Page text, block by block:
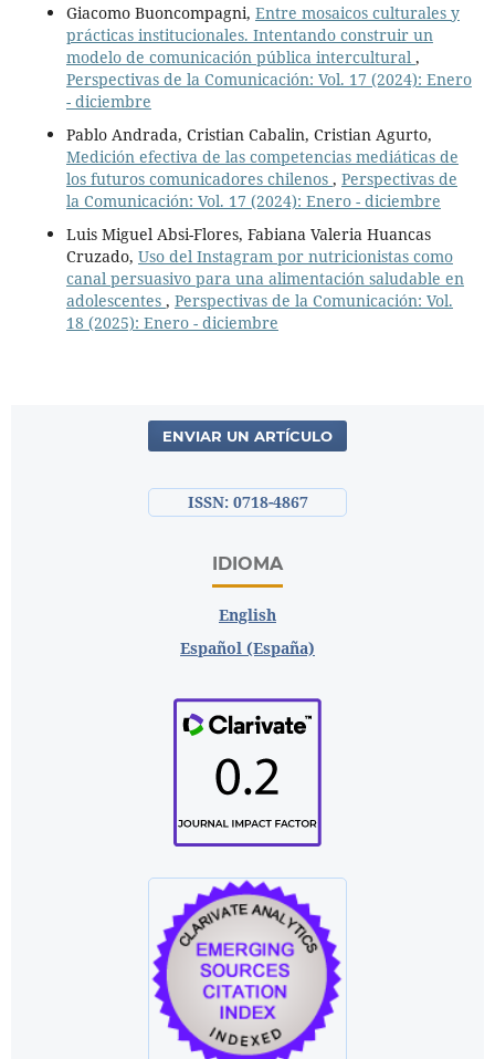
Giacomo Buoncompagni, Entre mosaicos culturales y
prácticas institucionales. Intentando construir un
modelo de comunicación pública intercultural ,
Perspectivas de la Comunicación: Vol. 17 (2024): Enero
- diciembre
Pablo Andrada, Cristian Cabalin, Cristian Agurto,
Medición efectiva de las competencias mediáticas de
los futuros comunicadores chilenos , Perspectivas de
la Comunicación: Vol. 17 (2024): Enero - diciembre
Luis Miguel Absi-Flores, Fabiana Valeria Huancas
Cruzado, Uso del Instagram por nutricionistas como
canal persuasivo para una alimentación saludable en
adolescentes , Perspectivas de la Comunicación: Vol.
18 (2025): Enero - diciembre
ENVIAR UN ARTÍCULO
ISSN: 0718-4867
IDIOMA
English
Español (España)